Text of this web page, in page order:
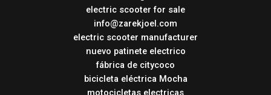
electric scooter for sale
info@zarekjoel.com
electric scooter manufacturer
nuevo patinete electrico
fábrica de citycoco
bicicleta eléctrica Mocha